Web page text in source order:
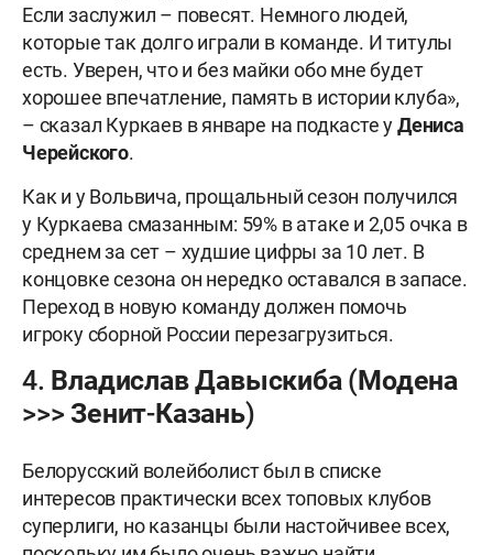
Если заслужил – повесят. Немного людей,
которые так долго играли в команде. И титулы
есть. Уверен, что и без майки обо мне будет
хорошее впечатление, память в истории клуба»,
– сказал Куркаев в январе на подкасте уДениса
Черейского.
Как и у Вольвича, прощальный сезон получился
у Куркаева смазанным: 59% в атаке и 2,05 очка в
среднем за сет – худшие цифры за 10 лет. В
концовке сезона он нередко оставался в запасе.
Переход в новую команду должен помочь
игроку сборной России перезагрузиться.
4. Владислав Давыскиба (Модена
>>> Зенит-Казань)
Белорусский волейболист был в списке
интересов практически всех топовых клубов
суперлиги, но казанцы были настойчивее всех,